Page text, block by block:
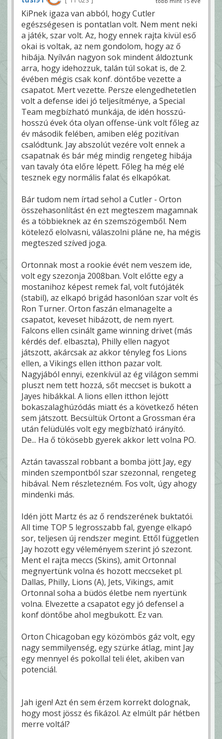
KiPnek igaza van abból, hogy Cutler
egészségesen is pontatlan volt. Nem ment neki
a játék, szar volt. Az, hogy ennek rajta kivül eső
okai is voltak, az nem gondolom, hogy az ő
hibája. Nyílván nagyon sok mindent áldoztunk
arra, hogy idehozzuk, talán túl sokat is, de 2.
évében mégis csak konf. döntőbe vezette a
csapatot. Mert vezette. Persze elengedhetetlen
volt a defense idei jó teljesítménye, a Special
Team megbízható munkája, de idén hosszú-
hosszú évek óta olyan offense-ünk volt főleg az
év második felében, amiben elég pozitívan
csalódtunk. Jay abszolút vezére volt ennek a
csapatnak és bár még mindig rengeteg hibája
van tavaly óta előre lépett. Főleg ha még elé
tesznek egy normális falat és elkapókat.
Bár tudom nem írtad sehol a Cutler - Orton
összehasonlítást én ezt megteszem magamnak
és a többieknek az én szemszögemből. Nem
kötelező elolvasni, válaszolni pláne ne, ha mégis
megteszed szíved joga.
Ortonnak most a rookie évét nem veszem ide,
volt egy szezonja 2008ban. Volt előtte egy a
mostanihoz képest remek fal, volt futójáték
(stabil), az elkapó brigád hasonlóan szar volt és
Ron Turner. Orton faszán elmanagelte a
csapatot, keveset hibázott, de nem nyert.
Falcons ellen csinált game winning drivet (más
kérdés def. elbaszta), Philly ellen nagyot
játszott, akárcsak az akkor tényleg fos Lions
ellen, a Vikings ellen itthon pazar volt.
Nagyjából ennyi, ezenkívül az ég világon semmi
pluszt nem tett hozzá, sőt meccset is bukott a
Jayes hibákkal. A lions ellen itthon lejött
bokaszalaghúzódás miatt és a következő héten
sem játszott. Becsültük Ortont a Grossman éra
után felüdülés volt egy megbízható irányító.
De... Ha ő tökösebb gyerek akkor lett volna PO.
Aztán tavasszal robbant a bomba jött Jay, egy
minden szempontból szar szezonnal, rengeteg
hibával. Nem részletezném. Fos volt, úgy ahogy
mindenki más.
Idén jött Martz és az ő rendszerének buktatói.
All time TOP 5 legrosszabb fal, gyenge elkapó
sor, teljesen új rendszer megint. Ettől független
Jay hozott egy véleményem szerint jó szezont.
Ment el rajta meccs (Skins), amit Ortonnal
megnyertünk volna és hozott meccseket pl.
Dallas, Philly, Lions (A), Jets, Vikings, amit
Ortonnal soha a büdös életbe nem nyertünk
volna. Elvezette a csapatot egy jó defensel a
konf döntőbe ahol megbukott. Ez van.
Orton Chicagoban egy közömbös gáz volt, egy
nagy semmilyenség, egy szürke átlag, mint Jay
egy mennyel és pokollal teli élet, akiben van
potenciál.
Jah igen! Azt én sem érzem korrekt dolognak,
hogy most jössz és fikázol. Az elmúlt pár hétben
merre voltál?